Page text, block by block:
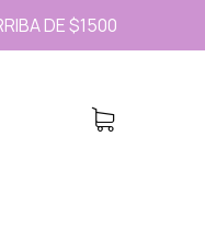
DE $1500